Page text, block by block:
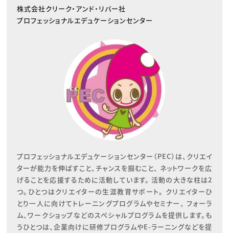
株式会社クリーク・アンド・リバー社
プロフェッショナルエデュケーションセンター
プロフェッショナルエデュケーションセンター（PEC）は、クリエイ
ターが能力を伸ばすこと、チャンスを掴むこと、 ネットワークを広
げることを応援するために活動しています。 活動の大きな柱は2
つ。ひとつはクリエイターの生涯教育サポート。 クリエイターひ
とり一人に向けてトレーニングプログラムやセミナー、 フォーラ
ム、ワークショップなどのスペシャルプログラムを提供します。も
うひとつは、企業向けに研修プログラムやE-ラーニングなどを提